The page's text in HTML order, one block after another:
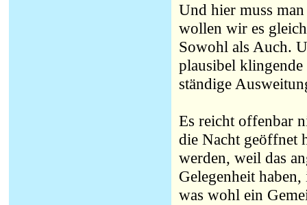
Und hier muss
wollen wir es
Sowohl als Auch.
plausibel
ständige
Es reicht offenbar
die Nacht geöffnet
werden, weil das
Gelegenheit
was wohl ein